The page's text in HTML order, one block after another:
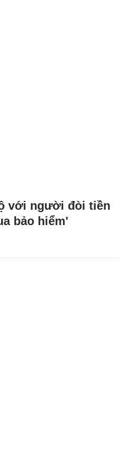
với người đòi tiền
bảo hiểm'